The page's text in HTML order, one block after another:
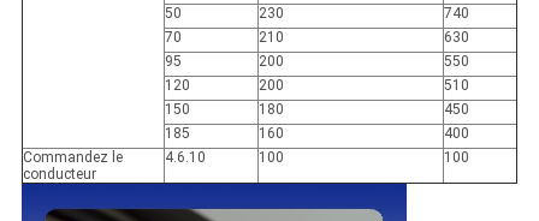
50
230
740
70
210
630
95
200
550
120
200
510
150
180
450
185
160
400
Commandez le
conducteur
4.6.10 100 100